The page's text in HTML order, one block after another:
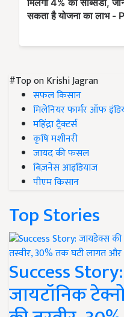
#Top on Krishi Jagran
सफल किसान
मिलेनियर फार्मर ऑफ
महिंद्रा ट्रैक्टर्स
कृषि मशीनरी
जायद की फसल
बिज़नेस आइडियाज
पीएम किसान
Top Stories
Success
जायटॉनिक